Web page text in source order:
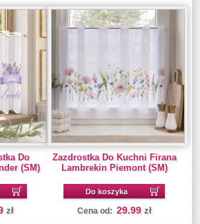
Do
(SM)
zł
Zazdrostka Do Kuchni Firana
Lambrekin Piemont (SM)
Do koszyka
Cena od: 29.99 zł